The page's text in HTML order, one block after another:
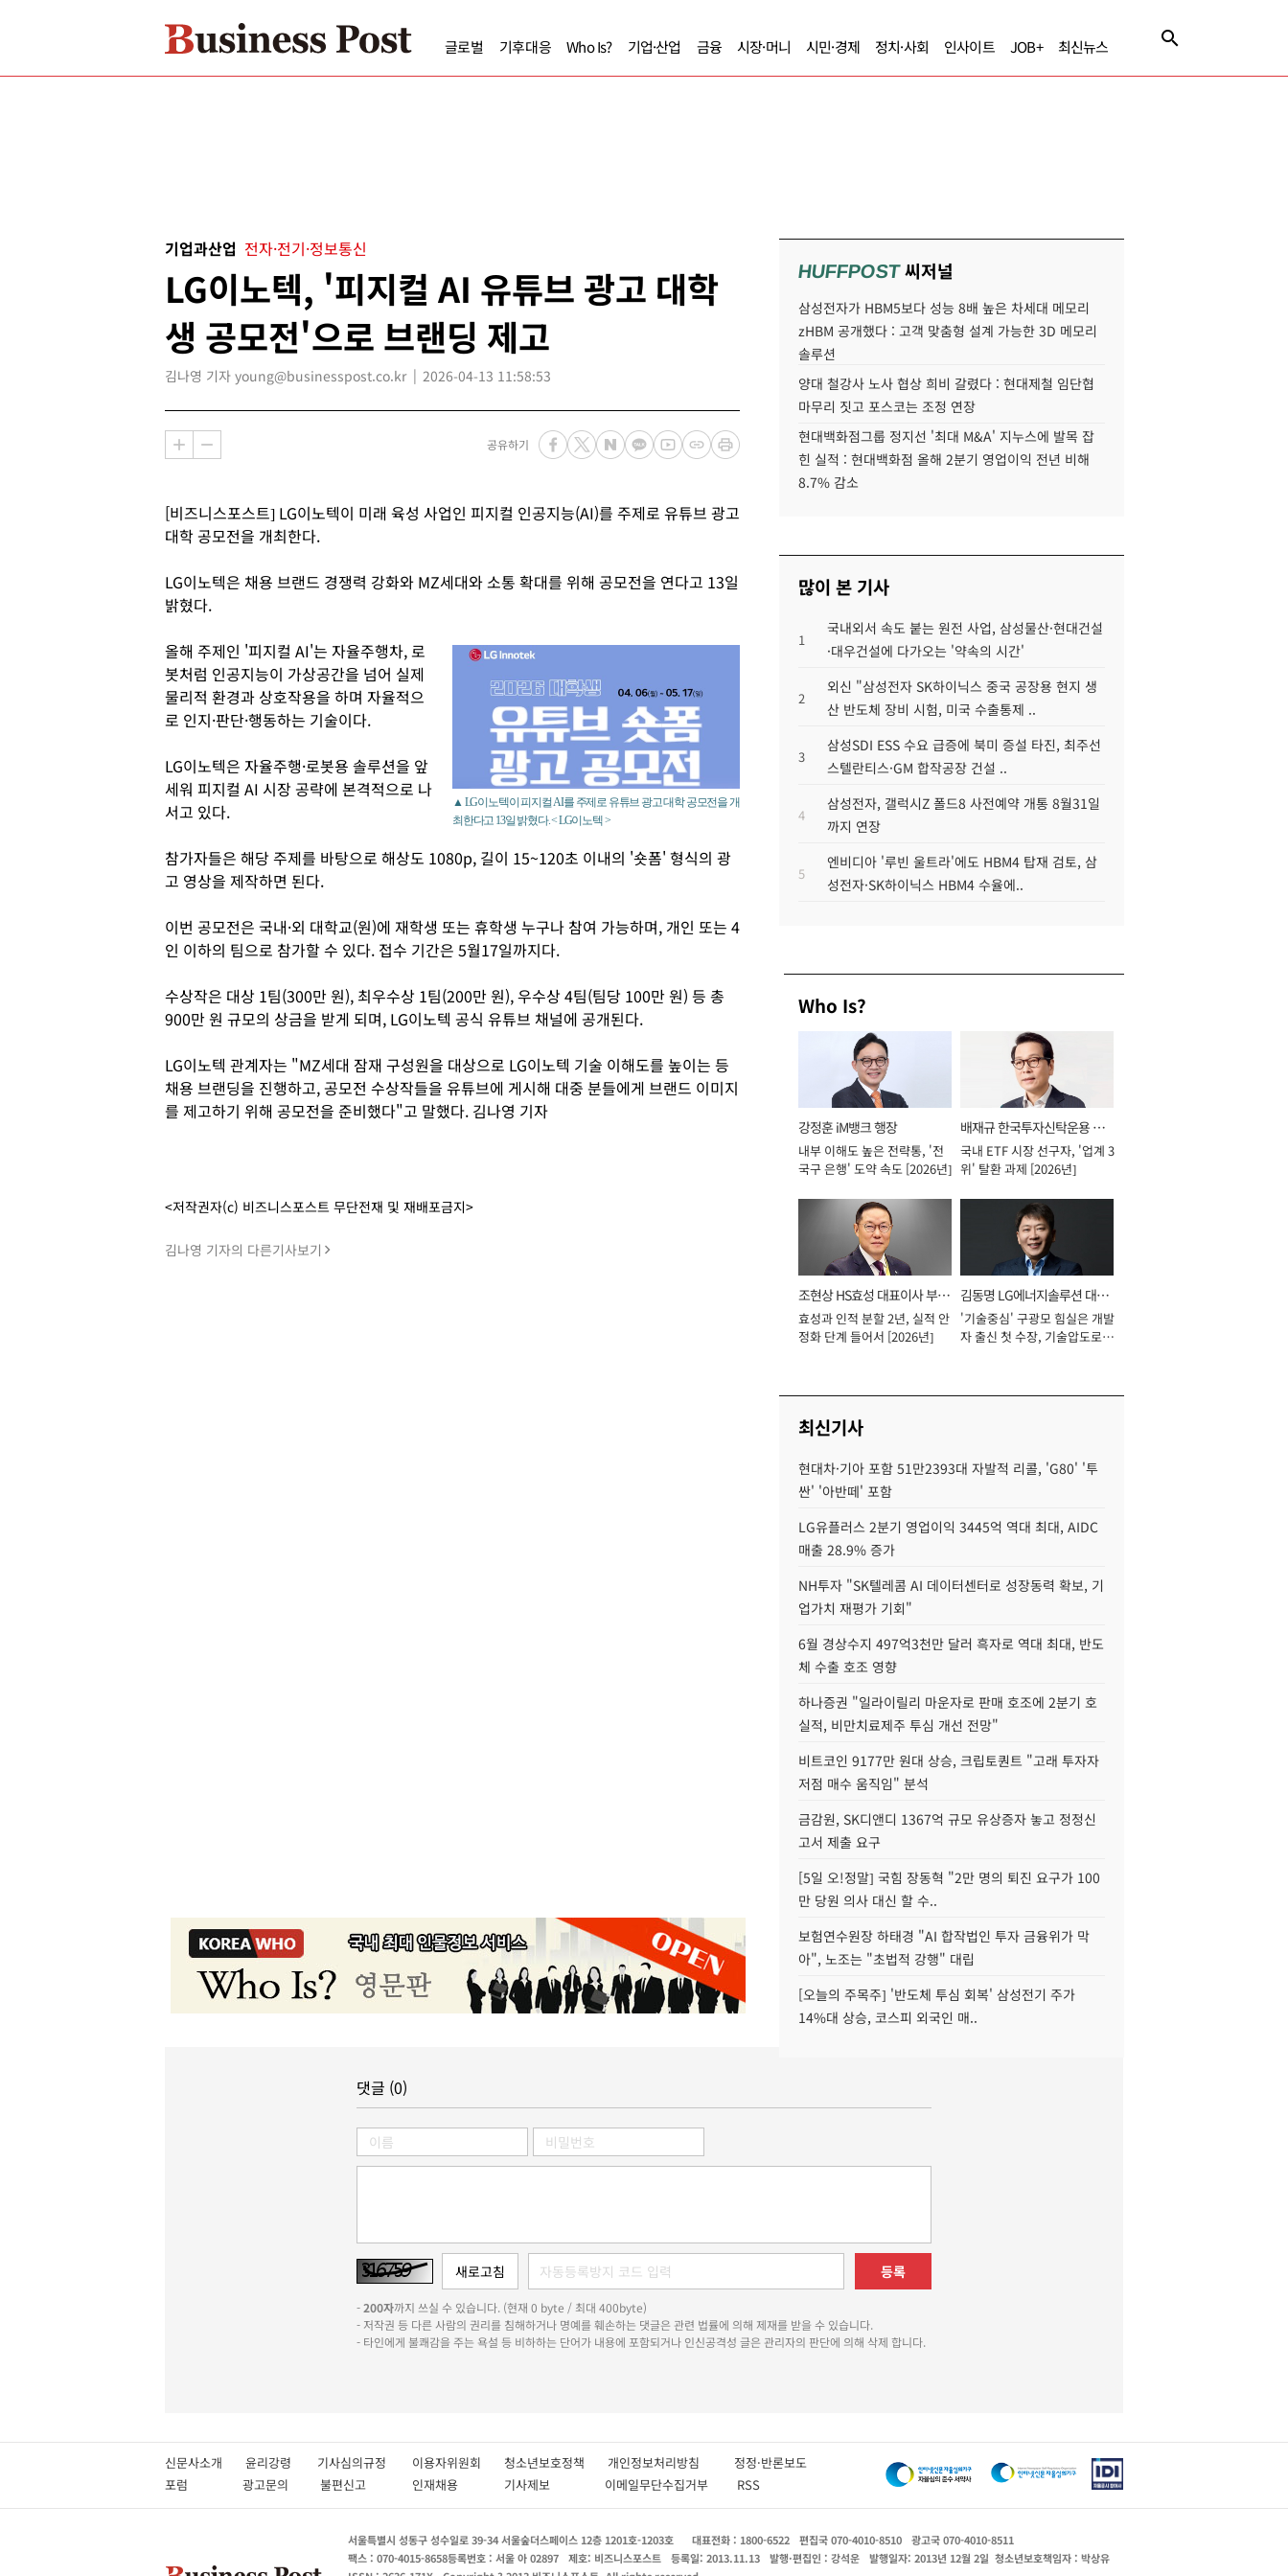
글로벌 기후대응 Who Is? 기업·산업 금융 시장·머니 시민·경제 정치·사회 인사이트 JOB+ 최신뉴스
기업과산업 전자·전기·정보통신
LG이노텍, '피지컬 AI 유튜브 광고 대학
생 공모전'으로 브랜딩 제고
김나영 기자 young@businesspost.co.kr 2026-04-13 11:58:53
공유하기
[비즈니스포스트] LG이노텍이 미래 육성 사업인 피지컬 인공지능(AI)를 주제로 유튜브 광고
대학 공모전을 개최한다.
LG이노텍은 채용 브랜드 경쟁력 강화와 MZ세대와 소통 확대를 위해 공모전을 연다고 13일
밝혔다.
▲ LG이노텍이 피지컬 AI를 주제로 유튜브 광고 대학 공모전을 개
최한다고 13일 밝혔다. < LG이노텍 >
올해 주제인 '피지컬 AI'는 자율주행차, 로
봇처럼 인공지능이 가상공간을 넘어 실제
물리적 환경과 상호작용을 하며 자율적으
로 인지·판단·행동하는 기술이다.
LG이노텍은 자율주행·로봇용 솔루션을 앞
세워 피지컬 AI 시장 공략에 본격적으로 나
서고 있다.
참가자들은 해당 주제를 바탕으로 해상도 1080p, 길이 15~120초 이내의 '숏폼' 형식의 광
고 영상을 제작하면 된다.
이번 공모전은 국내·외 대학교(원)에 재학생 또는 휴학생 누구나 참여 가능하며, 개인 또는 4
인 이하의 팀으로 참가할 수 있다. 접수 기간은 5월17일까지다.
수상작은 대상 1팀(300만 원), 최우수상 1팀(200만 원), 우수상 4팀(팀당 100만 원) 등 총
900만 원 규모의 상금을 받게 되며, LG이노텍 공식 유튜브 채널에 공개된다.
LG이노텍 관계자는 "MZ세대 잠재 구성원을 대상으로 LG이노텍 기술 이해도를 높이는 등
채용 브랜딩을 진행하고, 공모전 수상작들을 유튜브에 게시해 대중 분들에게 브랜드 이미지
를 제고하기 위해 공모전을 준비했다"고 말했다. 김나영 기자
<저작권자(c) 비즈니스포스트 무단전재 및 재배포금지>
김나영 기자의 다른기사보기
HUFFPOST씨저널
삼성전자가 HBM5보다 성능 8배 높은 차세대 메모리
zHBM 공개했다 : 고객 맞춤형 설계 가능한 3D 메모리
솔루션
양대 철강사 노사 협상 희비 갈렸다 : 현대제철 임단협
마무리 짓고 포스코는 조정 연장
현대백화점그룹 정지선 '최대 M&A' 지누스에 발목 잡
힌 실적 : 현대백화점 올해 2분기 영업이익 전년 비해
8.7% 감소
많이 본 기사
1
국내외서 속도 붙는 원전 사업, 삼성물산·현대건설
·대우건설에 다가오는 '약속의 시간'
2
외신 "삼성전자 SK하이닉스 중국 공장용 현지 생
산 반도체 장비 시험, 미국 수출통제 ..
3
삼성SDI ESS 수요 급증에 북미 증설 타진, 최주선
스텔란티스·GM 합작공장 건설 ..
4
삼성전자, 갤럭시Z 폴드8 사전예약 개통 8월31일
까지 연장
5
엔비디아 '루빈 울트라'에도 HBM4 탑재 검토, 삼
성전자·SK하이닉스 HBM4 수율에..
Who Is?
강정훈 iM뱅크 행장
내부 이해도 높은 전략통, '전
국구 은행' 도약 속도 [2026년]
배재규 한국투자신탁운용 대
표이사 사장
국내 ETF 시장 선구자, '업계 3
위' 탈환 과제 [2026년]
조현상 HS효성 대표이사 부회
장
효성과 인적 분할 2년, 실적 안
정화 단계 들어서 [2026년]
김동명 LG에너지솔루션 대표
이사 사장
'기술중심' 구광모 힘실은 개발
자 출신 첫 수장, 기술압도로
최신기사
현대차·기아 포함 51만2393대 자발적 리콜, 'G80' '투
싼' '아반떼' 포함
LG유플러스 2분기 영업이익 3445억 역대 최대, AIDC
매출 28.9% 증가
NH투자 "SK텔레콤 AI 데이터센터로 성장동력 확보, 기
업가치 재평가 기회"
6월 경상수지 497억3천만 달러 흑자로 역대 최대, 반도
체 수출 호조 영향
하나증권 "일라이릴리 마운자로 판매 호조에 2분기 호
실적, 비만치료제주 투심 개선 전망"
비트코인 9177만 원대 상승, 크립토퀀트 "고래 투자자
저점 매수 움직임" 분석
금감원, SK디앤디 1367억 규모 유상증자 놓고 정정신
고서 제출 요구
[5일 오!정말] 국힘 장동혁 "2만 명의 퇴진 요구가 100
만 당원 의사 대신 할 수..
보험연수원장 하태경 "AI 합작법인 투자 금융위가 막
아", 노조는 "초법적 강행" 대립
[오늘의 주목주] '반도체 투심 회복' 삼성전기 주가
14%대 상승, 코스피 외국인 매..
댓글 (0)
등록
-200자까지 쓰실 수 있습니다. (현재 0 byte / 최대 400byte)
- 저작권 등 다른 사람의 권리를 침해하거나 명예를 훼손하는 댓글은 관련 법률에 의해 제재를 받을 수 있습니다.
- 타인에게 불쾌감을 주는 욕설 등 비하하는 단어가 내용에 포함되거나 인신공격성 글은 관리자의 판단에 의해 삭제 합니다.
신문사소개 윤리강령 기사심의규정 이용자위원회 청소년보호정책 개인정보처리방침 정정·반론보도
포럼
광고문의 불편신고 인재채용 기사제보 이메일무단수집거부 RSS
서울특별시 성동구 성수일로 39-34 서울숲더스페이스 12층 1201호-1203호 대표전화 : 1800-6522 편집국 070-4010-8510
광고국 070-4010-8511
팩스 : 070-4015-8658등록번호 : 서울 아 02897 제호: 비즈니스포스트 등록일: 2013.11.13 발행·편집인 : 강석운 발행일자: 2013년 12월 2일 청소년보호책임자 : 박상유